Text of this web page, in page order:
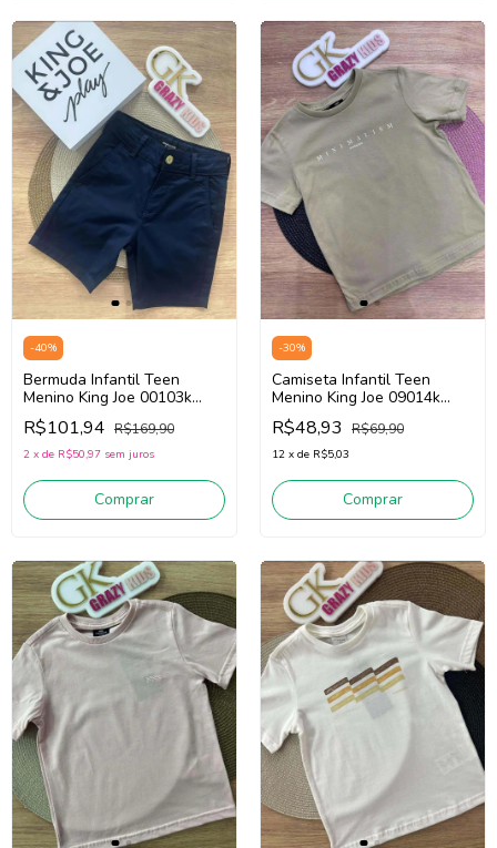
-40%
Bermuda Infantil Teen
Menino King Joe 00103k
(Marinho)
R$101,94 R$169,90
2 x de R$50,97 sem juros
Comprar
-30%
Camiseta Infantil Teen
Menino King Joe 09014k
(Bege)
R$48,93 R$69,90
12 x de R$5,03
Comprar